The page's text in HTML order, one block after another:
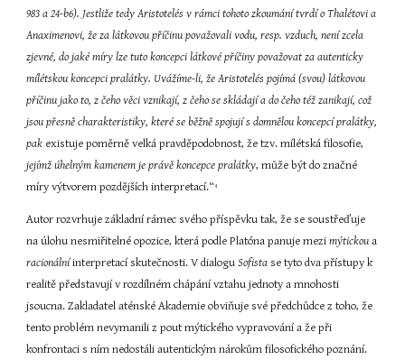
983 a 24-b6). Jestliže tedy Aristotelés v rámci tohoto zkoumání tvrdí o Thalétovi a
Anaximenovi, že za látkovou příčinu považovali vodu, resp. vzduch, není zcela
zjevné, do jaké míry lze tuto koncepci látkové příčiny považovat za autenticky
mílétskou koncepci pralátky. Uvážíme-li, že Aristotelés pojímá (svou) látkovou
příčinu jako to, z čeho věci vznikají, z čeho se skládají a do čeho též zanikají, což
jsou přesně charakteristiky, které se běžně spojují s domnělou koncepcí pralátky,
pak existuje poměrně velká pravděpodobnost, že tzv. mílétská filosofie,
jejímž úhelným kamenem je právě koncepce pralátky, může být do značné
míry výtvorem pozdějších interpretací.“4
Autor rozvrhuje základní rámec svého příspěvku tak, že se soustřeďuje
na úlohu nesmiřitelné opozice, která podle Platóna panuje mezi mýtickou
racionální interpretací skutečnosti. V dialogu Sofista se tyto dva přístupy k
realitě představují v rozdílném chápání vztahu jednoty a mnohosti
jsoucna. Zakladatel aténské Akademie obviňuje své předchůdce z toho, že
tento problém nevymanili z pout mýtického vypravování a že při
konfrontaci s ním nedostáli autentickým nárokům filosofického poznání.